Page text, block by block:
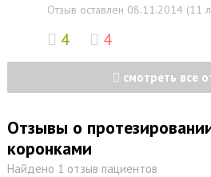
Отзыв оставлен 08.11.2014 (11
4 4
смотреть все
Отзывы о
коронками
Найдено 1 отзыв пациентов